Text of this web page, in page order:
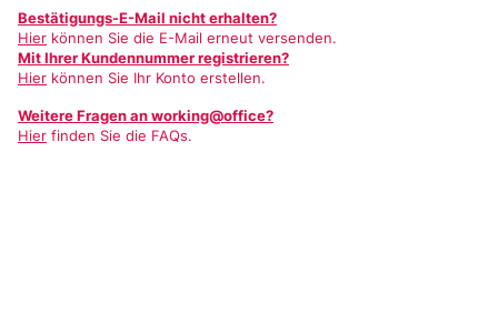
Bestätigungs-E-Mail nicht erhalten?
Hier können Sie die E-Mail erneut versenden.
Mit Ihrer Kundennummer registrieren?
Hier können Sie Ihr Konto erstellen.
Weitere Fragen an working@office?
Hier finden Sie die FAQs.